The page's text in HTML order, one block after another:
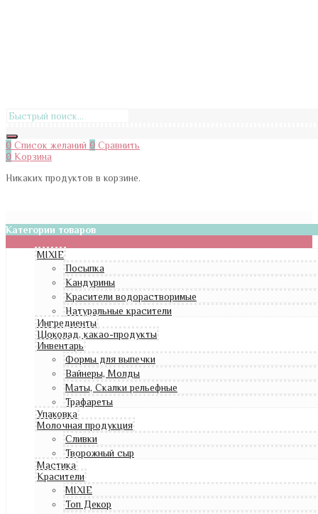
0 Список желаний 0 Сравнить
0 Корзина
Никаких продуктов в корзине.
Категории товаров
MIXIE
Посыпка
Кандурины
Красители водорастворимые
Натуральные красители
Ингредиенты
Шоколад, какао-продукты
Инвентарь
Формы для выпечки
Вайнеры, Молды
Маты, Скалки рельефные
Трафареты
Упаковка
Молочная продукция
Сливки
Творожный сыр
Мастика
Красители
MIXIE
Топ Декор